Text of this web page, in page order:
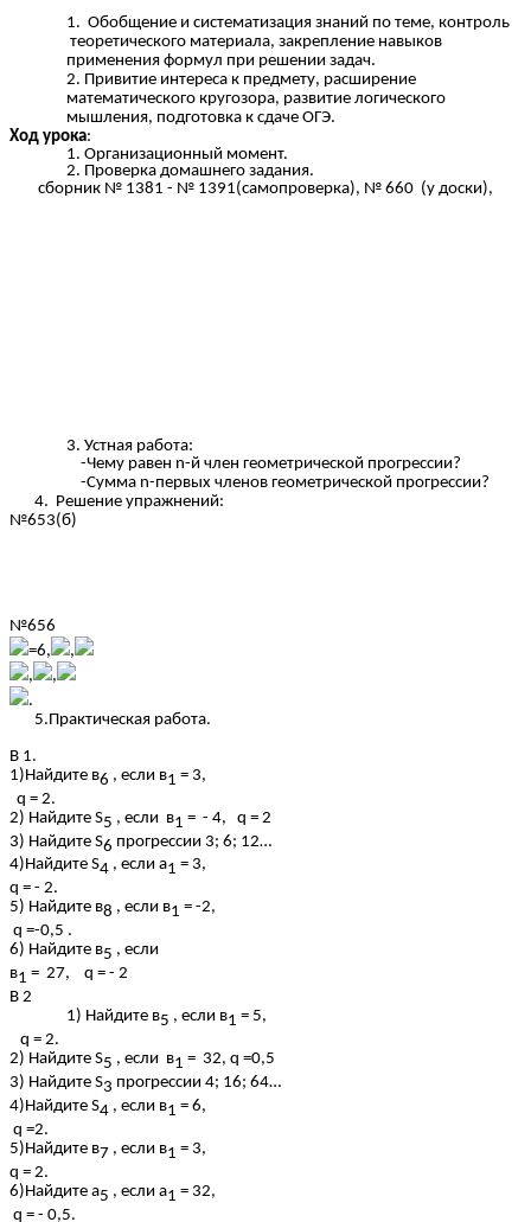
Обобщение и систематизация знаний по теме, контроль
теоретического материала, закрепление навыков
применения формул при решении задач.
Привитие интереса к предмету, расширение
математического кругозора, развитие логического
мышления, подготовка к сдаче ОГЭ.
Ход урока:
Организационный момент.
Проверка домашнего задания.
сборник № 1381 - № 1391(самопроверка), № 660 (у доски),
Устная работа:
-Чему равен n-й член геометрической прогрессии?
-Сумма n-первых членов геометрической прогрессии?
4. Решение упражнений:
№653(б)
№656
=6,
,
,
,
.
5.Практическая работа.
В 1.
1)Найдите в6 , если в1 = 3,
q = 2.
2) Найдите S5 , если в1 = - 4, q = 2
3) Найдите S6 прогрессии 3; 6; 12…
4)Найдите S4 , если а1 = 3,
q = - 2.
5) Найдите в8 , если в1 = -2,
q =-0,5 .
6) Найдите в5 , если
в1 = 27, q = - 2
В 2
Найдите в5 , если в1 = 5,
q = 2.
2) Найдите S5 , если в1 = 32, q =0,5
3) Найдите S3 прогрессии 4; 16; 64…
4)Найдите S4 , если в1 = 6,
q =2.
5)Найдите в7 , если в1 = 3,
q = 2.
6)Найдите а5 , если а1 = 32,
q = - 0,5.